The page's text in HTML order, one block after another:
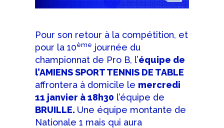
Pour son retour à la compétition, et
pour la 10ème journée du
championnat de Pro B, l’équipe de
l’AMIENS SPORT TENNIS DE TABLE
affrontera à domicile le mercredi
11 janvier à 18h30 l’équipe de
BRUILLE. Une équipe montante de
Nationale 1 mais qui aura